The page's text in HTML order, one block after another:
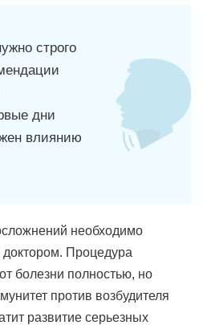
строго
дни
влиянию
необходимо
доктором. Процедура
болезни полностью, но
против возбудителя
развитие серьезных